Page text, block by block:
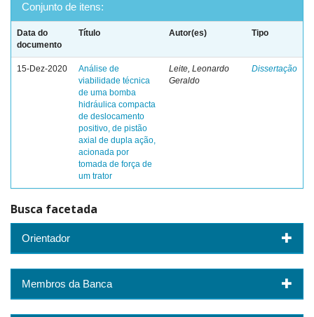
Conjunto de itens:
Data do
documento
Título Autor(es) Tipo
15-Dez-2020
Análise de
viabilidade técnica
de uma bomba
hidráulica compacta
de deslocamento
positivo, de pistão
axial de dupla ação,
acionada por
tomada de força de
um trator
Leite, Leonardo
Geraldo
Dissertação
Busca facetada
Orientador
Membros da Banca